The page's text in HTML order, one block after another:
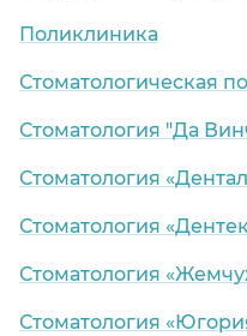
Поликлиника
Стоматологическая
Стоматология "Да
Стоматология
Стоматология
Стоматология
Стоматология